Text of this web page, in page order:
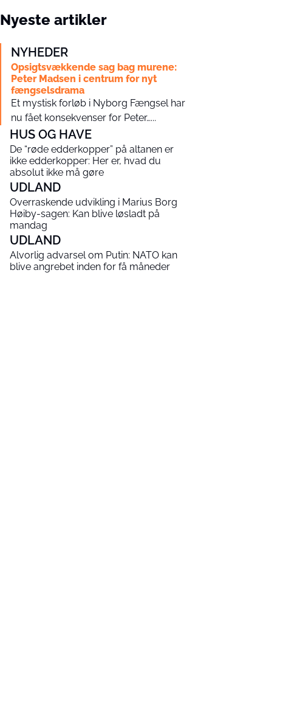
Nyeste artikler
NYHEDER
Opsigtsvækkende sag bag murene:
Peter Madsen i centrum for nyt
fængselsdrama
Et mystisk forløb i Nyborg Fængsel har
nu fået konsekvenser for Peter…...
HUS OG HAVE
De “røde edderkopper” på altanen er
ikke edderkopper: Her er, hvad du
absolut ikke må gøre
UDLAND
Overraskende udvikling i Marius Borg
Høiby-sagen: Kan blive løsladt på
mandag
UDLAND
Alvorlig advarsel om Putin: NATO kan
blive angrebet inden for få måneder